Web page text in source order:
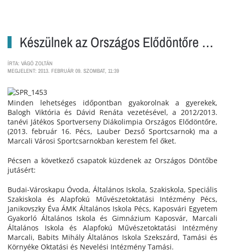
Készülnek az Országos Elődöntőre …
ÍRTA: VÁGÓ ZOLTÁN
MEGJELENT: 2013. FEBRUÁR 09. SZOMBAT, 11:39
Minden lehetséges időpontban gyakorolnak a gyerekek,
Balogh Viktória és Dávid Renáta vezetésével, a 2012/2013.
tanévi Játékos Sportverseny Diákolimpia Országos Elődöntőre,
(2013. február 16. Pécs, Lauber Dezső Sportcsarnok) ma a
Marcali Városi Sportcsarnokban kerestem fel őket.
Pécsen a következő csapatok küzdenek az Országos Döntőbe
jutásért:
Budai-Városkapu Óvoda, Általános Iskola, Szakiskola, Speciális
Szakiskola és Alapfokú Művészetoktatási Intézmény Pécs,
Janikovszky Éva ÁMK Általános Iskola Pécs, Kaposvári Egyetem
Gyakorló Általános Iskola és Gimnázium Kaposvár, Marcali
Általános Iskola és Alapfokú Művészetoktatási Intézmény
Marcali, Babits Mihály Általános Iskola Szekszárd, Tamási és
Környéke Oktatási és Nevelési Intézmény Tamási.